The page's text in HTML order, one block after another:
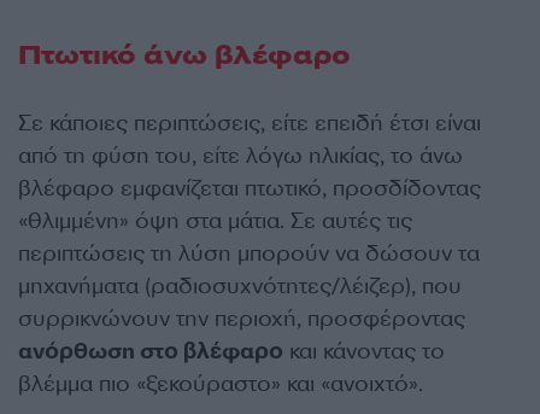
Πτωτικό άνω βλέφαρο
Σε κάποιες περιπτώσεις, είτε επειδή έτσι είναι
από τη φύση του, είτε λόγω ηλικίας, το άνω
βλέφαρο εμφανίζεται πτωτικό, προσδίδοντας
«θλιμμένη» όψη στα μάτια. Σε αυτές τις
περιπτώσεις τη λύση μπορούν να δώσουν τα
μηχανήματα (ραδιοσυχνότητες/λέιζερ), που
συρρικνώνουν την περιοχή, προσφέροντας
ανόρθωση στο βλέφαρο και κάνοντας το
βλέμμα πιο «ξεκούραστο» και «ανοιχτό».